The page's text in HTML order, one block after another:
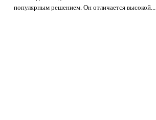
популярным решением. Он отличается высокой...